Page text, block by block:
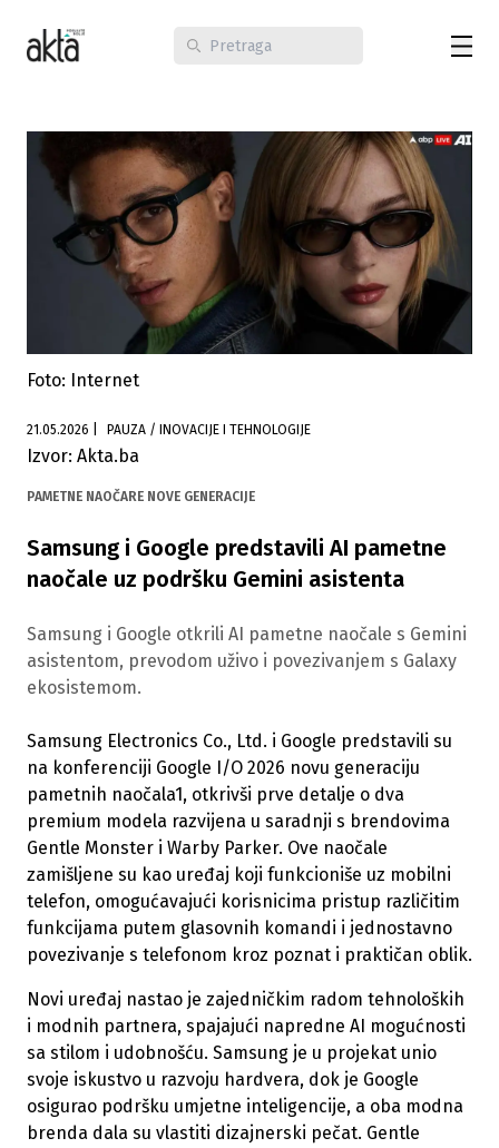
Foto: Internet
21.05.2026 PAUZA / INOVACIJE I TEHNOLOGIJE
Izvor: Akta.ba
PAMETNE NAOČARE NOVE GENERACIJE
Samsung i Google predstavili AI pametne
naočale uz podršku Gemini asistenta
Samsung i Google otkrili AI pametne naočale s Gemini
asistentom, prevodom uživo i povezivanjem s Galaxy
ekosistemom.
Samsung Electronics Co., Ltd. i Google predstavili su
na konferenciji Google I/O 2026 novu generaciju
pametnih naočala1, otkrivši prve detalje o dva
premium modela razvijena u saradnji s brendovima
Gentle Monster i Warby Parker. Ove naočale
zamišljene su kao uređaj koji funkcioniše uz mobilni
telefon, omogućavajući korisnicima pristup različitim
funkcijama putem glasovnih komandi i jednostavno
povezivanje s telefonom kroz poznat i praktičan oblik.
Novi uređaj nastao je zajedničkim radom tehnoloških
i modnih partnera, spajajući napredne AI mogućnosti
sa stilom i udobnošću. Samsung je u projekat unio
svoje iskustvo u razvoju hardvera, dok je Google
osigurao podršku umjetne inteligencije, a oba modna
brenda dala su vlastiti dizajnerski pečat. Gentle